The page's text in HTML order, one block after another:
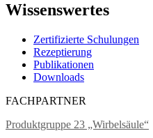
Wissenswertes
Zertifizierte Schulungen
Rezeptierung
Publikationen
Downloads
FACHPARTNER
Produktgruppe 23 „Wirbelsäule“